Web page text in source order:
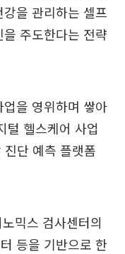
을 관리하는 셀프
주도한다는 전략
을 영위하며 쌓아
털 헬스케어 사업
단 예측 플랫폼
믹스 검사센터의
등을 기반으로 한